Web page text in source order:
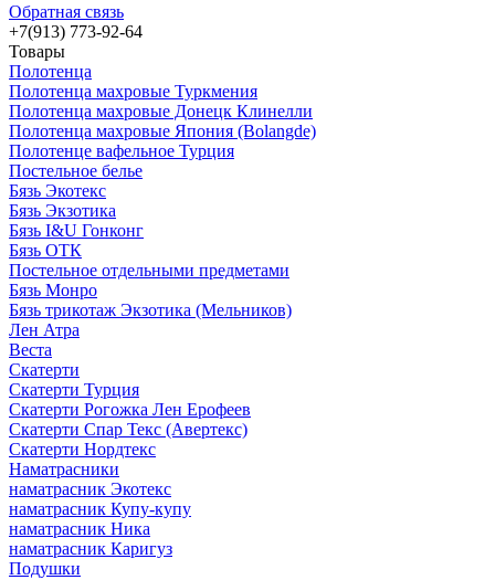
Обратная связь
+7(913) 773-92-64
Товары
Полотенца
Полотенца махровые Туркмения
Полотенца махровые Донецк Клинелли
Полотенца махровые Япония (Bolangde)
Полотенце вафельное Турция
Постельное белье
Бязь Экотекс
Бязь Экзотика
Бязь I&U Гонконг
Бязь ОТК
Постельное отдельными предметами
Бязь Монро
Бязь трикотаж Экзотика (Мельников)
Лен Атра
Веста
Скатерти
Скатерти Турция
Скатерти Рогожка Лен Ерофеев
Скатерти Спар Текс (Авертекс)
Скатерти Нордтекс
Наматрасники
наматрасник Экотекс
наматрасник Купу-купу
наматрасник Ника
наматрасник Каригуз
Подушки